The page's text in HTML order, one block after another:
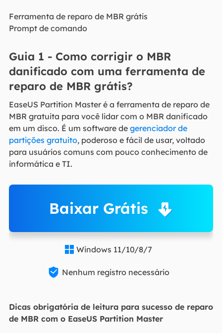
Ferramenta de reparo de MBR grátis
Prompt de comando
Guia 1 - Como corrigir o MBR
danificado com uma ferramenta de
reparo de MBR grátis?
EaseUS Partition Master é a ferramenta de reparo de
MBR gratuita para você lidar com o MBR danificado
em um disco. É um software de gerenciador de
partições gratuito, poderoso e fácil de usar, voltado
para usuários comuns com pouco conhecimento de
informática e TI.
Baixar Grátis
 Windows 11/10/8/7
 Nenhum registro necessário
Dicas obrigatória de leitura para sucesso de reparo
de MBR com o EaseUS Partition Master